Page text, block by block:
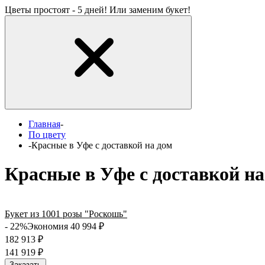
Цветы простоят - 5 дней! Или заменим букет!
Главная-
По цвету
-Красные в Уфе с доставкой на дом
Красные в Уфе с доставкой
Букет из 1001 розы "Роскошь"
- 22%Экономия 40 994 ₽
182 913 ₽
141 919 ₽